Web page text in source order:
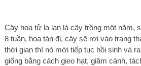
Cây hoa tử la lan là cây trồng một năm,
8 tuần, hoa tàn đi, cây sẽ rơi vào trạng
thời gian thì nó mới tiếp tục hồi sinh và
giống bằng cách gieo hạt, giâm cành,